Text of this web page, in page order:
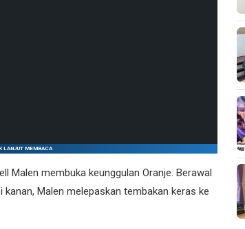
LANJUT MEMBACA
Malen membuka keunggulan Oranje. Berawal
Malen melepaskan tembakan keras ke